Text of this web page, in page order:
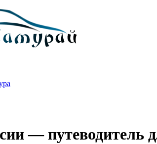
— путеводитель